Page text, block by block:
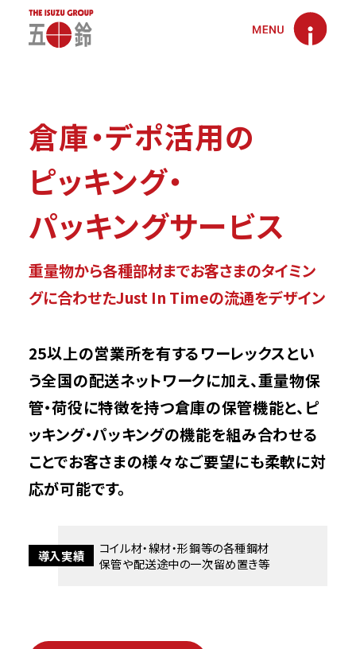
未来社会協進プロジェクト
鋼板流通の価値創造から、未来社会の協進へ
安全・安心・快適なロジスティクス環境をつくる
Creation 1
みんなにやさしいECO環境をつくる
Creation 2
「移」「食」「住」の安心・快適な街づくり・暮らしづくり
モノづくりの付加価値や持続可能性への貢献
Creation 4
マルチステークホルダーと共に拡げる地域貢献
サステナビリティ
五十鈴グループのサステナビリティ経営
サステナビリティ推進体制
健康経営への取り組み
五十鈴について
ごあいさつ
事業・部門紹介
沿革・ヒストリー
五十鈴グループ各社紹介
倉庫・デポ活用の
ピッキング・
パッキングサービス
重量物から各種部材までお客さまのタイミン
グに合わせたJust In Timeの流通をデザイン
25以上の営業所を有するワーレックスとい
う全国の配送ネットワークに加え、重量物保
管・荷役に特徴を持つ倉庫の保管機能と、ピ
ッキング・パッキングの機能を組み合わせる
ことでお客さまの様々なご要望にも柔軟に対
応が可能です。
導入実績 コイル材・線材・形鋼等の各種鋼材
保管や配送途中の一次留め置き等